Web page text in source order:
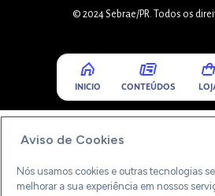
© 2024 Sebrae/PR. Todos os
INICIO CONTEÚDOS
Aviso de Cookies
Nós usamos cookies e outras tecnologias
melhorar a sua experiência em nossos